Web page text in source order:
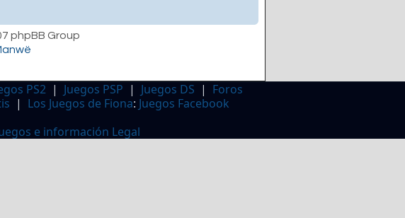
phpBB Group
PS2 | Juegos PSP | Juegos DS | Foros
| Los Juegos de Fiona: Juegos Facebook
e información Legal